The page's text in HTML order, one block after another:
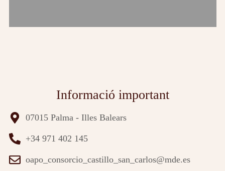
Informació important
07015 Palma - Illes Balears
+34 971 402 145
oapo_consorcio_castillo_san_carlos@mde.es